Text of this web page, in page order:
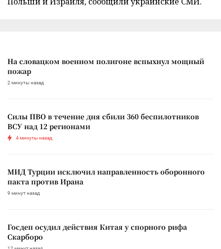
На словацком военном полигоне вспыхнул мощный
пожар
2 минуты назад
Силы ПВО в течение дня сбили 360 беспилотников
ВСУ над 12 регионами
4 минуты назад
МИД Турции исключил направленность оборонного
пакта против Ирана
9 минут назад
Госдеп осудил действия Китая у спорного рифа
Скарборо